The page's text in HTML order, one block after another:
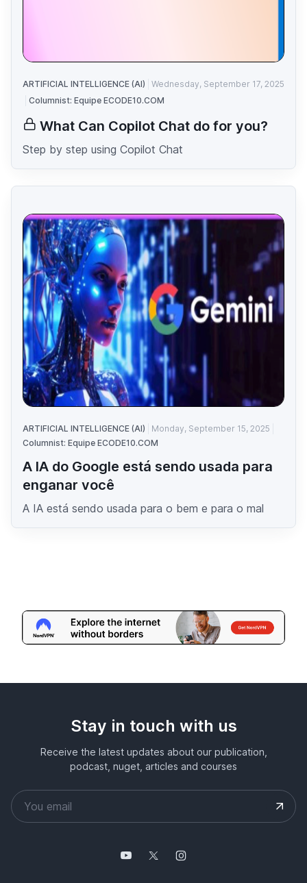
ARTIFICIAL INTELLIGENCE (AI)
Wednesday, September 17, 2025
Columnist: Equipe ECODE10.COM
What Can Copilot Chat do for you?
Step by step using Copilot Chat
ARTIFICIAL INTELLIGENCE (AI)
Monday, September 15, 2025
Columnist: Equipe ECODE10.COM
A IA do Google está sendo usada para
enganar você
A IA está sendo usada para o bem e para o mal
Stay in touch with us
Receive the latest updates about our publication,
podcast, nuget, articles and courses